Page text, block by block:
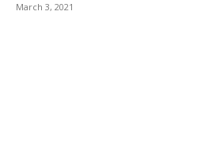
March 3, 2021